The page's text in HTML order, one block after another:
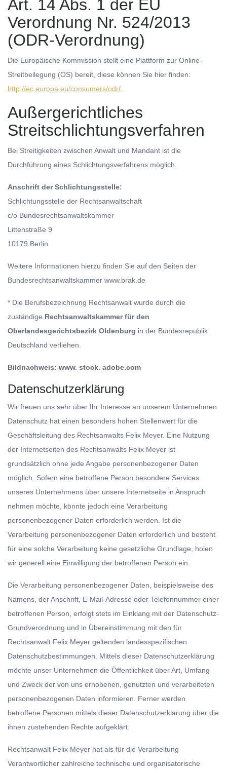
Art. 14 Abs. 1 der EU
Verordnung Nr. 524/2013
(ODR-Verordnung)
Die Europäische Kommission stellt eine Plattform zur Online-
Streitbeilegung (OS) bereit, diese können Sie hier finden:
http://ec.europa.eu/consumers/odr/
Außergerichtliches
Streitschlichtungsverfahren
Bei Streitigkeiten zwischen Anwalt und Mandant ist die
Durchführung eines Schlichtungsverfahrens möglich.
Anschrift der Schlichtungsstelle:
Schlichtungsstelle der Rechtsanwaltschaft
c/o Bundesrechtsanwaltskammer
Littenstraße 9
10179 Berlin
Weitere Informationen hierzu finden Sie auf den Seiten der
Bundesrechtsanwaltskammer www.brak.de
* Die Berufsbezeichnung Rechtsanwalt wurde durch die
zuständige Rechtsanwaltskammer für den
Oberlandesgerichtsbezirk Oldenburg in der Bundesrepublik
Deutschland verliehen.
Bildnachweis: www. stock. adobe.com
Datenschutzerklärung
Wir freuen uns sehr über Ihr Interesse an unserem Unternehmen.
Datenschutz hat einen besonders hohen Stellenwert für die
Geschäftsleitung des Rechtsanwalts Felix Meyer. Eine Nutzung
der Internetseiten des Rechtsanwalts Felix Meyer ist
grundsätzlich ohne jede Angabe personenbezogener Daten
möglich. Sofern eine betroffene Person besondere Services
unseres Unternehmens über unsere Internetseite in Anspruch
nehmen möchte, könnte jedoch eine Verarbeitung
personenbezogener Daten erforderlich werden. Ist die
Verarbeitung personenbezogener Daten erforderlich und besteht
für eine solche Verarbeitung keine gesetzliche Grundlage, holen
wir generell eine Einwilligung der betroffenen Person ein.
Die Verarbeitung personenbezogener Daten, beispielsweise des
Namens, der Anschrift, E-Mail-Adresse oder Telefonnummer einer
betroffenen Person, erfolgt stets im Einklang mit der Datenschutz-
Grundverordnung und in Übereinstimmung mit den für
Rechtsanwalt Felix Meyer geltenden landesspezifischen
Datenschutzbestimmungen. Mittels dieser Datenschutzerklärung
möchte unser Unternehmen die Öffentlichkeit über Art, Umfang
und Zweck der von uns erhobenen, genutzten und verarbeiteten
personenbezogenen Daten informieren. Ferner werden
betroffene Personen mittels dieser Datenschutzerklärung über die
ihnen zustehenden Rechte aufgeklärt.
Rechtsanwalt Felix Meyer hat als für die Verarbeitung
Verantwortlicher zahlreiche technische und organisatorische